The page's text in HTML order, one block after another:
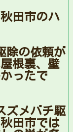
田市のハ
除の依頼が
根裏、壁
ったで
ズメバチ駆
田市では